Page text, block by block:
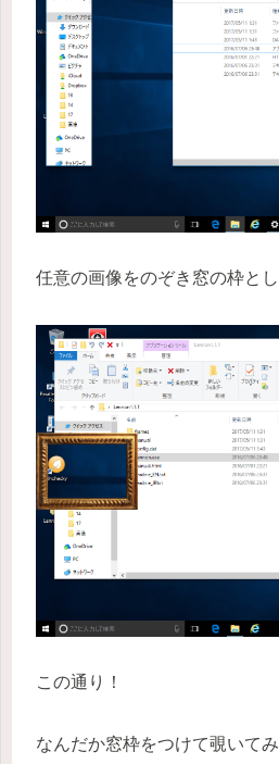
任意の画像をのぞき窓の枠と
この通り！
なんだか窓枠をつけて覗いて